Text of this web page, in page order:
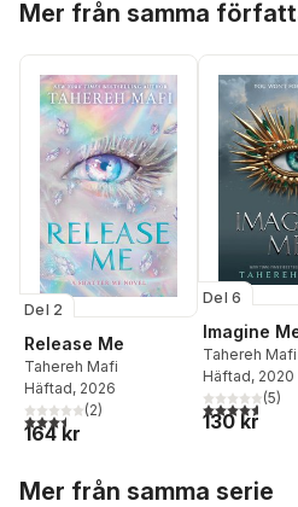
Mer från samma
Del 2
Release Me
Tahereh Mafi
Häftad, 2026
3,5utav 5 stjärnor. Totalt antal röster:
(2)
164 kr
Del 6
Imagine
Tahereh Mafi
Häftad, 2020
4,6utav 5(5)
130 kr
Mer från samma serie